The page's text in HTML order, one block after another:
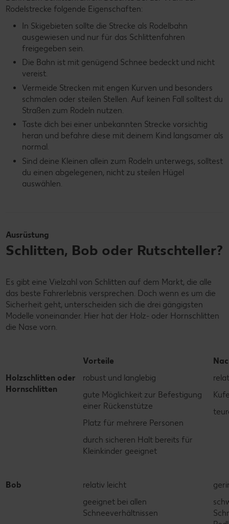
Rodelstrecke folgende Eigenschaften:
In Skigebieten sollte die Strecke als Rodelbahn
ausgewiesen und nur für das Schlittenfahren
freigegeben sein.
Die Bahn ist mit genügend Schnee bedeckt und nicht
vereist.
Vermeide Strecken mit engen Kurven und besonders
schmalen oder steilen Stellen. Auf keinen Fall solltest du
Straßen zum Rodeln nutzen.
Taste dich bei einer unbekannten Strecke vorsichtig
heran und befahre diese mit deinem Kind langsamer als
normal.
Sind deine Kleinen allein zum Rodeln unterwegs, solltest
du einen abgelegenen, nicht zu steilen Hügel
auswählen.
Ausrüstung
Schlitten, Bob oder Rutschteller?
Es gibt eine Vielzahl von Schlitten auf dem Markt, die alle
das beste Fahrerlebnis versprechen. Doch wenn es um die
Sicherheit geht, unterscheiden sich die drei gängigsten
Modelle voneinander. Hier hat der Holz- oder Hornschlitten
die Nase vorn.
Vorteile
Holzschlitten oder
Hornschlitten
robust und langlebig
gute Möglichkeit zur Befestigung
einer Rückenstütze
Platz für mehrere Personen
durch sicheren Halt bereits für
Kleinkinder geeignet
Bob
relativ leicht
geeignet bei allen
Schneeverhältnissen